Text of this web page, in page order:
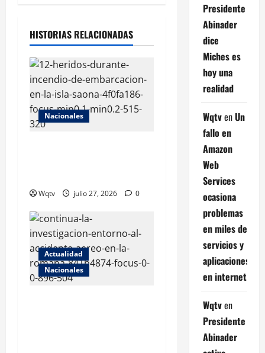
HISTORIAS RELACIONADAS
Nacionales
Wqtv julio 27, 2026 0
Actualidad
Nacionales
Presidente
Abinader
dice
Miches es
hoy una
realidad
WqtvenUn
fallo en
Amazon
Web
Services
ocasiona
problemas
en miles de
servicios y
aplicaciones
en internet
Wqtven
Presidente
Abinader